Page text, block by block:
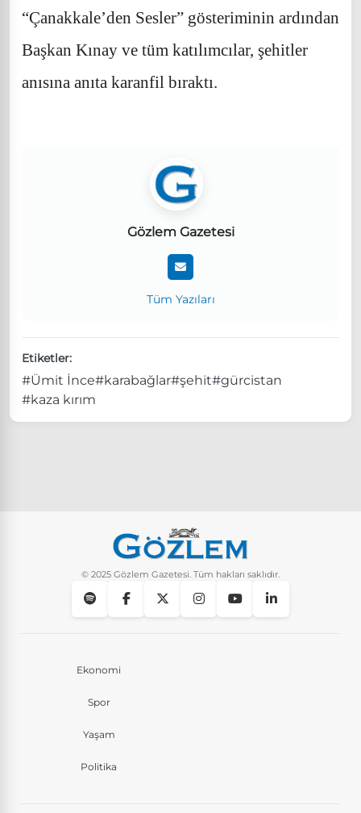
“Çanakkale’den Sesler” gösteriminin ardından
Başkan Kınay ve tüm katılımcılar, şehitler
anısına anıta karanfil bıraktı.
Gözlem Gazetesi
Tüm Yazıları
Etiketler:
#Ümit İnce#karabağlar#şehit#gürcistan
#kaza kırım
© 2025 Gözlem Gazetesi. Tüm hakları saklıdır.
Ekonomi
Spor
Yaşam
Politika